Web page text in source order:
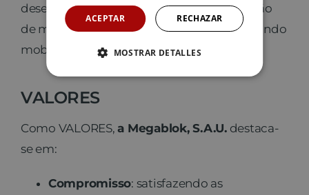
desenvolvimento, fabrico e comercialização
de mobiliário para espaços públicos, incluindo
mobiliário com sistemas tecnológicos.
VALORES
Como VALORES,a Megablok, S.A.U.destaca-
se em:
Compromisso: satisfazendo as
ACEPTAR RECHAZAR
MOSTRAR DETALLES